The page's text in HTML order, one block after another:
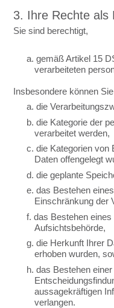
3. Ihre Rechte als
Sie sind berechtigt,
a. gemäß Artikel 15
verarbeiteten
Insbesondere können
a. die
b. die Kategorie der
verarbeitet werden,
c. die Kategorien von
Daten offengelegt
d. die geplante
e. das Bestehen
Einschränkung der
f. das Bestehen
Aufsichtsbehörde,
g. die Herkunft Ihrer
erhoben wurden,
h. das Bestehen
aussagekräftigen
verlangen.